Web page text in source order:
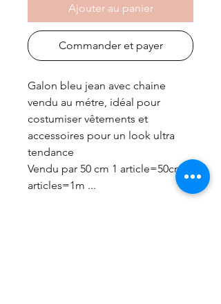
Ajouter au panier
Commander et payer
Galon bleu jean avec chaine
vendu au métre, idéal pour
costumiser vêtements et
accessoires pour un look ultra
tendance
Vendu par 50 cm 1 article=50cm 2
articles=1m ...